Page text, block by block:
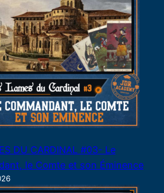
DU CARDINAL #03- Le
le Comte et son Éminence